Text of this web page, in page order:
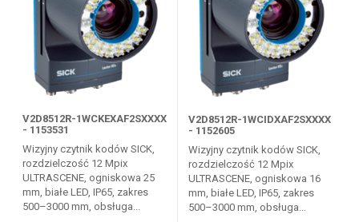
V2D8512R-1WCKEXAF2SXXXX
- 1153531
Wizyjny czytnik kodów SICK,
rozdzielczość 12 Mpix
ULTRASCENE, ogniskowa 25
mm, białe LED, IP65, zakres
500–3000 mm, obsługa...
V2D8512R-1WCIDXAF2SXXXX
- 1152605
Wizyjny czytnik kodów SICK,
rozdzielczość 12 Mpix
ULTRASCENE, ogniskowa 16
mm, białe LED, IP65, zakres
500–3000 mm, obsługa...